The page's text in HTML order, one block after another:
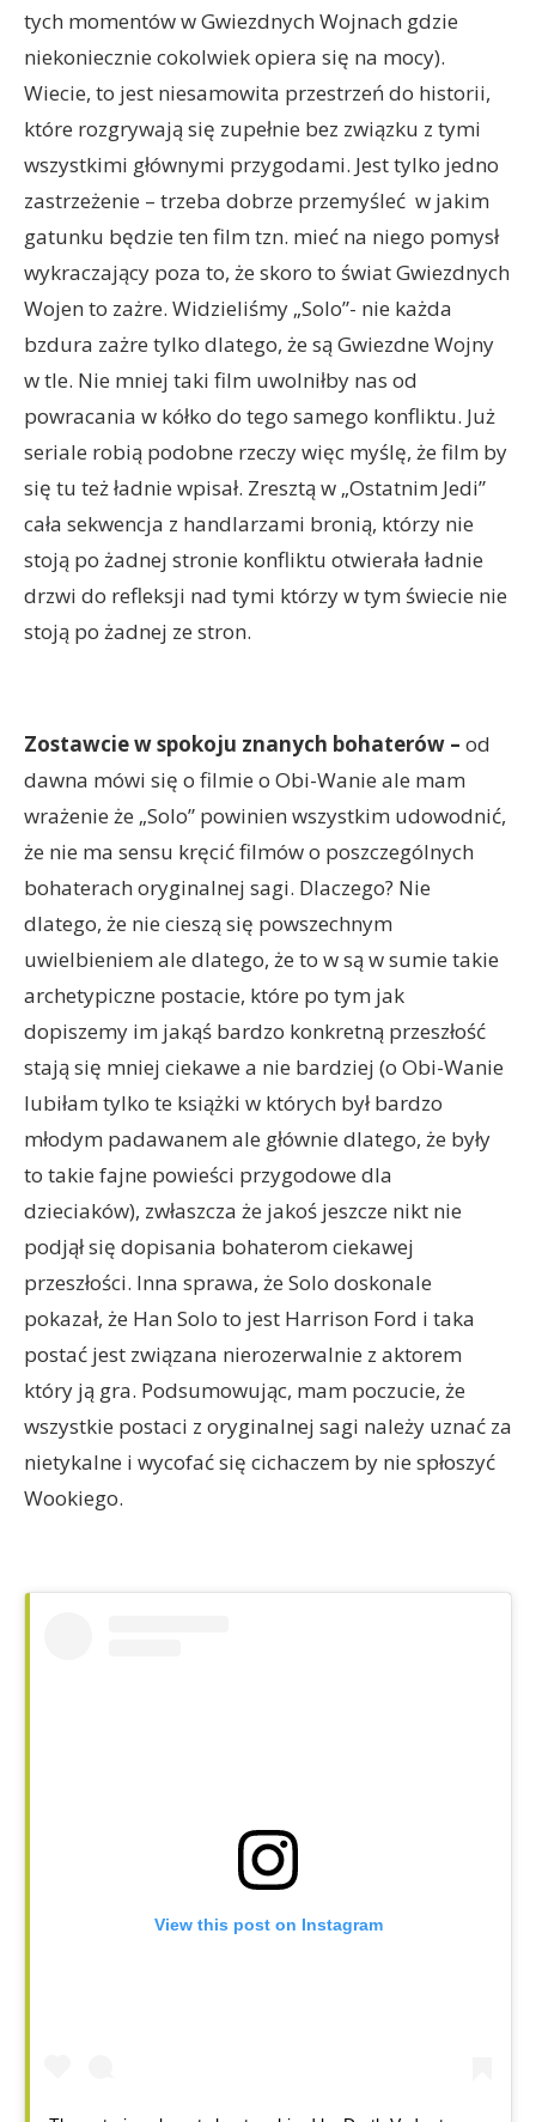
tych momentów w Gwiezdnych Wojnach gdzie
niekoniecznie cokolwiek opiera się na mocy).
Wiecie, to jest niesamowita przestrzeń do historii,
które rozgrywają się zupełnie bez związku z tymi
wszystkimi głównymi przygodami. Jest tylko jedno
zastrzeżenie – trzeba dobrze przemyśleć w jakim
gatunku będzie ten film tzn. mieć na niego pomysł
wykraczający poza to, że skoro to świat Gwiezdnych
Wojen to zażre. Widzieliśmy „Solo”- nie każda
bzdura zażre tylko dlatego, że są Gwiezdne Wojny
w tle. Nie mniej taki film uwolniłby nas od
powracania w kółko do tego samego konfliktu. Już
seriale robią podobne rzeczy więc myślę, że film by
się tu też ładnie wpisał. Zresztą w „Ostatnim Jedi”
cała sekwencja z handlarzami bronią, którzy nie
stoją po żadnej stronie konfliktu otwierała ładnie
drzwi do refleksji nad tymi którzy w tym świecie nie
stoją po żadnej ze stron.
Zostawcie w spokoju znanych bohaterów – od
dawna mówi się o filmie o Obi-Wanie ale mam
wrażenie że „Solo” powinien wszystkim udowodnić,
że nie ma sensu kręcić filmów o poszczególnych
bohaterach oryginalnej sagi. Dlaczego? Nie
dlatego, że nie cieszą się powszechnym
uwielbieniem ale dlatego, że to w są w sumie takie
archetypiczne postacie, które po tym jak
dopiszemy im jakąś bardzo konkretną przeszłość
stają się mniej ciekawe a nie bardziej (o Obi-Wanie
lubiłam tylko te książki w których był bardzo
młodym padawanem ale głównie dlatego, że były
to takie fajne powieści przygodowe dla
dzieciaków), zwłaszcza że jakoś jeszcze nikt nie
podjął się dopisania bohaterom ciekawej
przeszłości. Inna sprawa, że Solo doskonale
pokazał, że Han Solo to jest Harrison Ford i taka
postać jest związana nierozerwalnie z aktorem
który ją gra. Podsumowując, mam poczucie, że
wszystkie postaci z oryginalnej sagi należy uznać za
nietykalne i wycofać się cichaczem by nie spłoszyć
Wookiego.
View this post on Instagram